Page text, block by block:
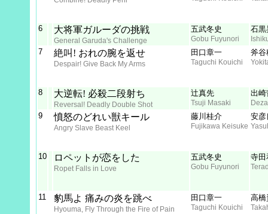
6 大将軍ガルーダの挑戦
General Garuda's Challenge
五武冬史
Gobu Fuyunori
石黒
7 絶叫! おれの腕を返せ
Despair! Give Back My Arms
田口章一
Taguchi Kouichi
斧谷
8 大逆転! 必殺二段射ち
Reversal! Deadly Double Shot
辻真先
Tsuji Masaki
出崎
9 憤怒のどれい獣キール
Angry Slave Beast Keel
藤川桂介
Fujikawa Keisuke
安彦
10 ロペットが恋をした
Ropet Falls in Love
五武冬史
Gobu Fuyunori
寺田
11 豹馬よ 痛みの炎を跳べ
Hyouma, Fly Through the Fire of Pain
田口章一
Taguchi Kouichi
高橋